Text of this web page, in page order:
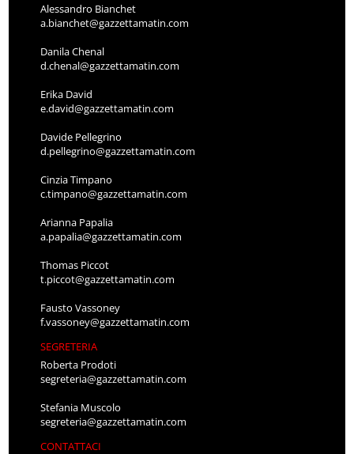
Alessandro Bianchet
a.bianchet@gazzettamatin.com
Danila Chenal
d.chenal@gazzettamatin.com
Erika David
e.david@gazzettamatin.com
Davide Pellegrino
d.pellegrino@gazzettamatin.com
Cinzia Timpano
c.timpano@gazzettamatin.com
Arianna Papalia
a.papalia@gazzettamatin.com
Thomas Piccot
t.piccot@gazzettamatin.com
Fausto Vassoney
f.vassoney@gazzettamatin.com
SEGRETERIA
Roberta Prodoti
segreteria@gazzettamatin.com
Stefania Muscolo
segreteria@gazzettamatin.com
CONTATTACI